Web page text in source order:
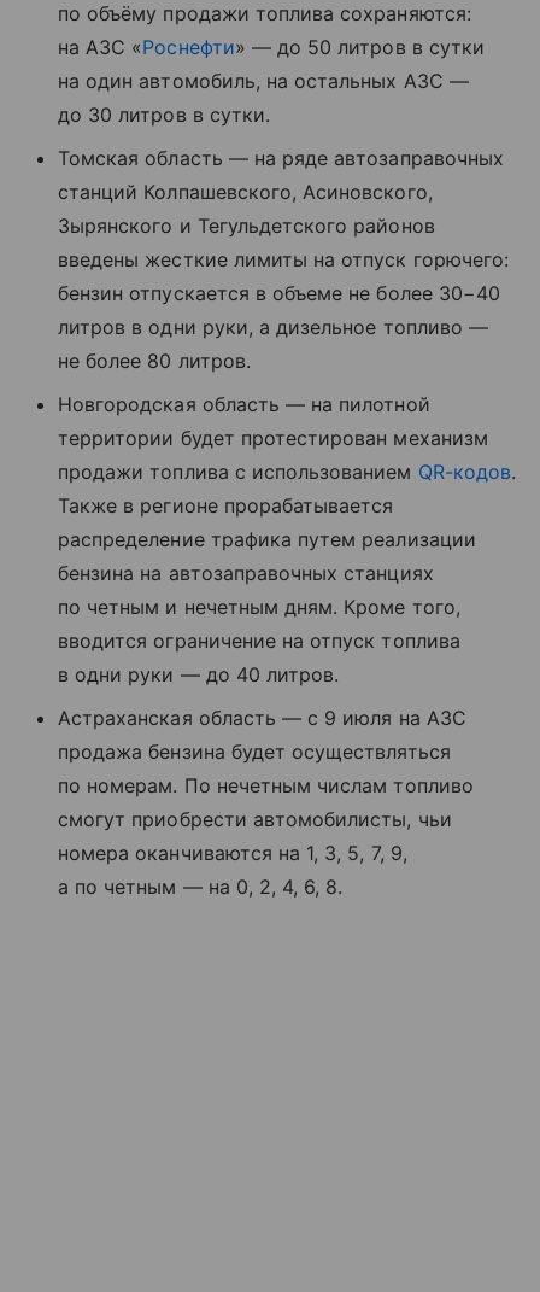
по объёму продажи топлива сохраняются:
на АЗС «Роснефти» — до 50 литров в сутки
на один автомобиль, на остальных АЗС —
до 30 литров в сутки.
Томская область — на ряде автозаправочных
станций Колпашевского, Асиновского,
Зырянского и Тегульдетского районов
введены жесткие лимиты на отпуск горючего:
бензин отпускается в объеме не более 30−40
литров в одни руки, а дизельное топливо —
не более 80 литров.
Новгородская область — на пилотной
территории будет протестирован механизм
продажи топлива с использованием QR-кодов.
Также в регионе прорабатывается
распределение трафика путем реализации
бензина на автозаправочных станциях
по четным и нечетным дням. Кроме того,
вводится ограничение на отпуск топлива
в одни руки — до 40 литров.
Астраханская область — с 9 июля на АЗС
продажа бензина будет осуществляться
по номерам. По нечетным числам топливо
смогут приобрести автомобилисты, чьи
номера оканчиваются на 1, 3, 5, 7, 9,
а по четным — на 0, 2, 4, 6, 8.